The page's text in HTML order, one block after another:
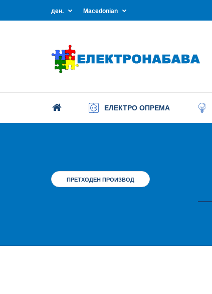
ден. Macedonian
ЕЛЕКТРО ОПРЕМА
ПРЕТХОДЕН ПРОИЗВОД